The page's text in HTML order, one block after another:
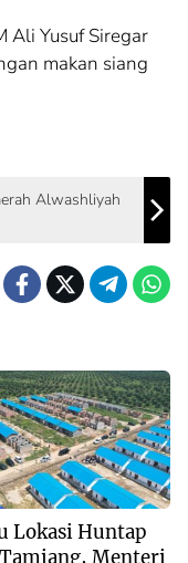
Ali Yusuf Siregar
makan siang
Alwashliyah
Lokasi Huntap
Menteri